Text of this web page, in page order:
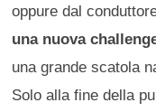
oppure dal
una nuova
una grande scatola
Solo alla fine della